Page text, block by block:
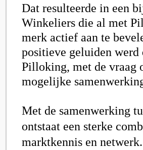
Dat resulteerde in een
Winkeliers die al met
merk actief aan te
positieve geluiden
Pilloking, met de vraag
mogelijke
Met de samenwerking
ontstaat een sterke
marktkennis en